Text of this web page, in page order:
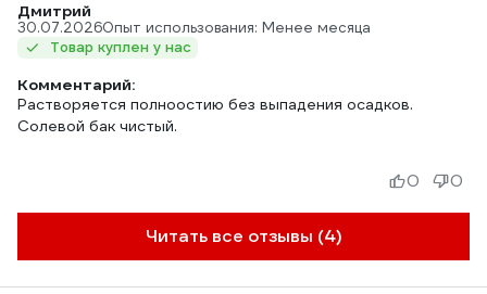
Дмитрий
30.07.2026Опыт использования: Менее месяца
Товар куплен у нас
Комментарий:
Растворяется полноостию без выпадения осадков.
Солевой бак чистый.
Читать все отзывы (4)
0 0